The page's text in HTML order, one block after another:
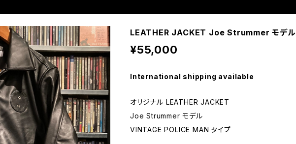
LEATHER JACKET Joe Strummer モデル
¥55,000
International shipping available
オリジナル LEATHER JACKET
Joe Strummer モデル
VINTAGE POLICE MAN タイプ